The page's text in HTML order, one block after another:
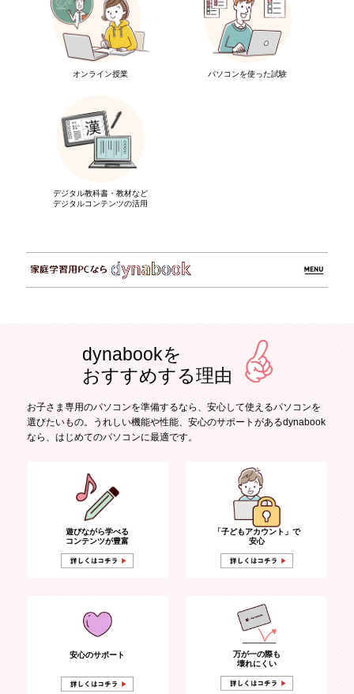
オンライン授業 パソコンを使った試験
デジタル教科書・教材など
デジタルコンテンツの活用
dynabookを
おすすめする理由
お子さま専用のパソコンを準備するなら、安心して使えるパソコンを
選びたいもの。
うれしい機能や性能、安心のサポートがあるdynabook
なら、はじめてのパソコンに最適です。
遊びながら学べる
コンテンツが豊富
「子どもアカウント」で
安心
安心のサポート
万が一の際も
壊れにくい